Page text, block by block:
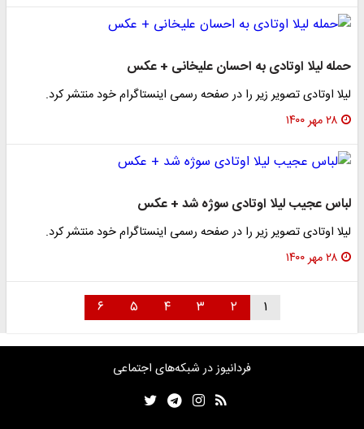
حمله لیلا اوتادی به احسان علیخانی + عکس
​لیلا اوتادی تصویر زیر را در صفحه رسمی اینستاگرام خود منتشر کرد.
۲۸ مهر ۱۴۰۰
لباس عجیب لیلا اوتادی سوژه شد + عکس
لیلا اوتادی تصویر زیر را در صفحه رسمی اینستاگرام خود منتشر کرد.
۲۸ مهر ۱۴۰۰
۱ ۲ ۳ ۴ ۵ ۶
فردانیوز در شبکه‌های اجتماعی